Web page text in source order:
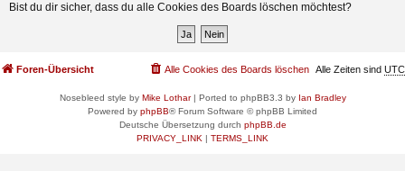
Bist du dir sicher, dass du alle Cookies des Boards löschen möchtest?
Foren-Übersicht Alle Zeiten sind UTC
Alle Cookies des Boards löschen
Nosebleed style by Mike Lothar| Ported to phpBB3.3 by Ian Bradley
Powered by phpBB® Forum Software © phpBB Limited
Deutsche Übersetzung durch phpBB.de
PRIVACY_LINK | TERMS_LINK